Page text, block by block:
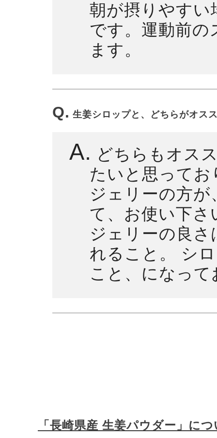
朝が摂りやすい
です。運動前
ます。
Q. 生姜シロップと、どちらがオス
A. どちらもオス
たいと思ってお
ジェリーの方
て、お使い下さ
ジェリーの良
れること。 シ
こと、になっ
「長崎県産 生姜パウダー」に